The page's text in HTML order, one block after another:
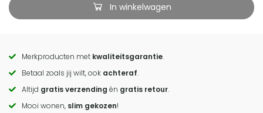
In winkelwagen
Call
to
actions
Merkproducten met kwaliteitsgarantie.
Betaal zoals jij wilt, ook achteraf.
Altijd gratis verzending én gratis retour.
Mooi wonen, slim gekozen!